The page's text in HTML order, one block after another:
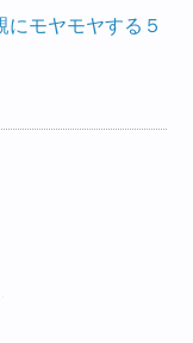
モヤモヤする５